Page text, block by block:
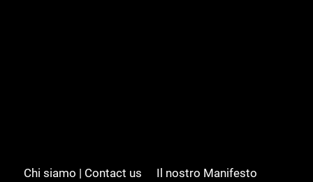
Chi siamo | Contact us Il nostro Manifesto